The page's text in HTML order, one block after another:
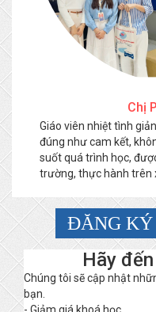
Chị
Giáo viên nhiệt tình
đúng như cam kết,
suốt quá trình học,
trường, thực hành trên
ĐĂNG
Hãy
Chúng tôi sẽ cập nhật
bạn.
- Giảm giá khoá học